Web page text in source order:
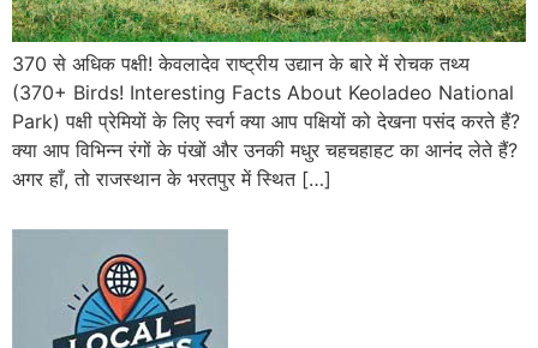
370 से अधिक पक्षी! केवलादेव राष्ट्रीय उद्यान के बारे में रोचक तथ्य
(370+ Birds! Interesting Facts About Keoladeo National
Park) पक्षी प्रेमियों के लिए स्वर्ग क्या आप पक्षियों को देखना पसंद करते हैं?
क्या आप विभिन्न रंगों के पंखों और उनकी मधुर चहचहाहट का आनंद लेते हैं?
अगर हाँ, तो राजस्थान के भरतपुर में स्थित […]